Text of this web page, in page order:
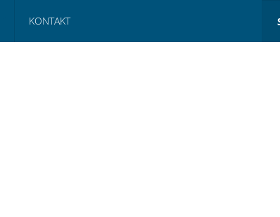
KONTAKT